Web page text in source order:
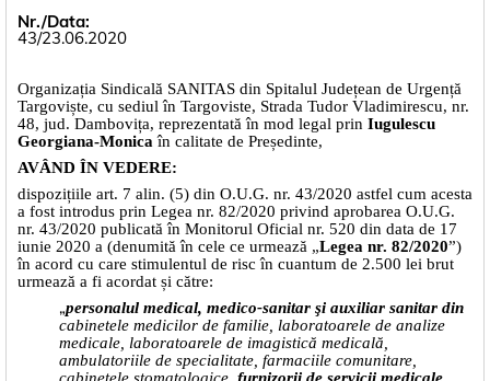
Nr./Data:
43/23.06.2020
Organizația Sindicală SANITAS din Spitalul Județean de Urgență
Targoviște, cu sediulîn Targoviste, Strada Tudor Vladimirescu, nr.
48, jud. Dambovița, reprezentată în mod legal prin Iugulescu
Georgiana-Monica în calitate de Președinte,
AVÂND ÎN VEDERE:
dispozițiile art. 7 alin. (5) din O.U.G. nr. 43/2020 astfel cum acesta
a fost introdus prin Legea nr. 82/2020 privind aprobarea O.U.G.
nr. 43/2020 publicată în Monitorul Oficial nr. 520 din data de 17
iunie 2020 a (denumită în cele ce urmează „Legea nr. 82/2020”)
în acord cu care stimulentul de risc în cuantum de 2.500 lei brut
urmează a fi acordat și către:
„personalul medical, medico-sanitar şi auxiliar sanitar din
cabinetele medicilor de familie, laboratoarele de analize
medicale, laboratoarele de imagistică medicală,
ambulatoriile de specialitate, farmaciile comunitare,
cabinetele stomatologice, furnizorii de servicii medicale